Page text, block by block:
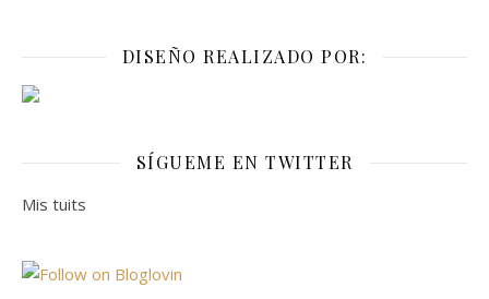
DISEÑO REALIZADO POR:
SÍGUEME EN TWITTER
Mis tuits